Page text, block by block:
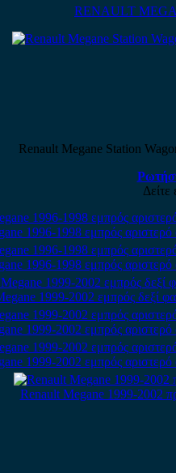
RENAULT
Renault Megane Station
Δείτε
1996-1998 εμπρός
1996-1998 εμπρός
1999-2002 εμπρός δεξί
1999-2002 εμπρός
1999-2002 εμπρός
Renault Megane 1999-2002